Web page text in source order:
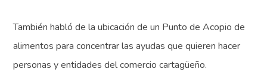
También habló de la ubicación de un Punto de Acopio de
alimentos para concentrar las ayudas que quieren hacer
personas y entidades del comercio cartagüeño.